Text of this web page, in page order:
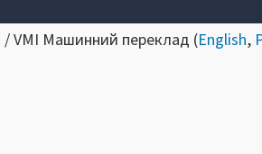
VMI Машинний переклад (English,